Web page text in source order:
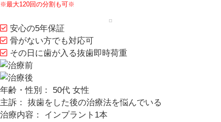
※最大120回の分割も可※
安心の5年保証
骨がない方でも対応可
その日に歯が入る抜歯即時荷重
年齢・性別： 50代 女性
主訴： 抜歯をした後の治療法を悩んでいる
治療内容： インプラント1本